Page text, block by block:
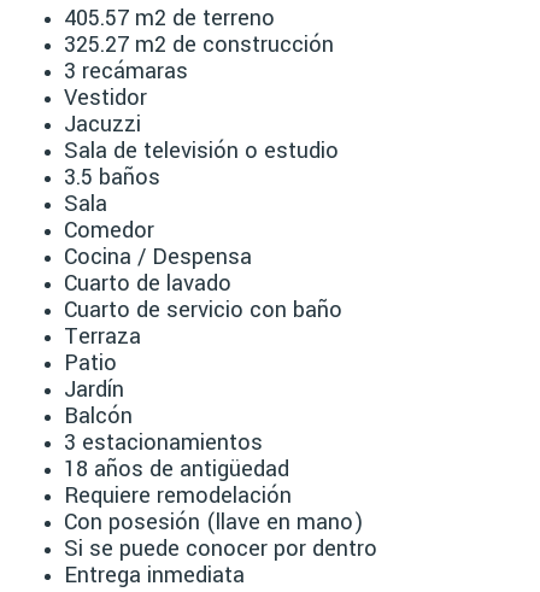
405.57 m2 de terreno
325.27 m2 de construcción
3 recámaras
Vestidor
Jacuzzi
Sala de televisión o estudio
3.5 baños
Sala
Comedor
Cocina / Despensa
Cuarto de lavado
Cuarto de servicio con baño
Terraza
Patio
Jardín
Balcón
3 estacionamientos
18 años de antigüedad
Requiere remodelación
Con posesión (llave en mano)
Si se puede conocer por dentro
Entrega inmediata